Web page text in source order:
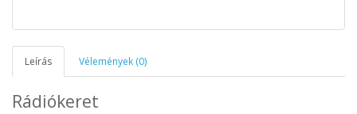
Leírás Vélemények (0)
Rádiókeret